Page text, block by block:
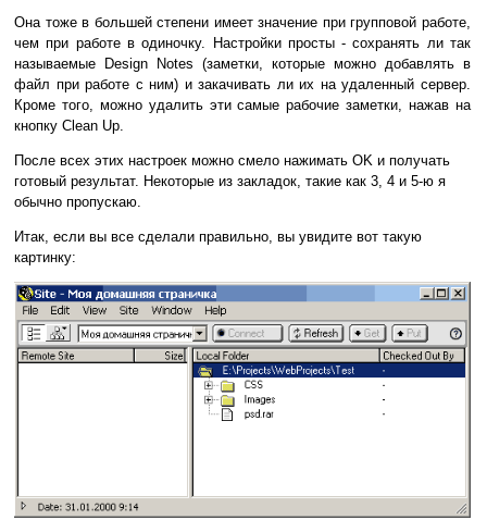
Она тоже в большей степени имеет значение при групповой работе,
чем при работе в одиночку. Настройки просты - сохранять ли так
называемые Design Notes (заметки, которые можно добавлять в
файл при работе с ним) и закачивать ли их на удаленный сервер.
Кроме того, можно удалить эти самые рабочие заметки, нажав на
кнопку Clean Up.
После всех этих настроек можно смело нажимать OK и получать
готовый результат. Некоторые из закладок, такие как 3, 4 и 5-ю я
обычно пропускаю.
Итак, если вы все сделали правильно, вы увидите вот такую
картинку: